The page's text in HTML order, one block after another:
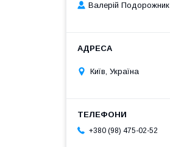
Валерій Подорожник
Київ, Україна
+380 (98) 475-02-52